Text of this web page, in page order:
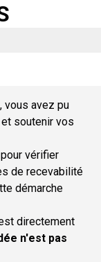
, vous avez pu
soutenir vos
vérifier
de recevabilité
démarche
directement
n'est pas